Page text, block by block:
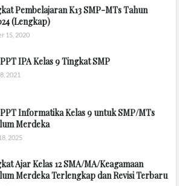
Pembelajaran K13 SMP-MTs Tahun
(Lengkap)
15, 2020
IPA Kelas 9 Tingkat SMP
2021
Informatika Kelas 9 untuk SMP/MTs
Merdeka
2025
Ajar Kelas 12 SMA/MA/Keagamaan
Merdeka Terlengkap dan Revisi Terbaru